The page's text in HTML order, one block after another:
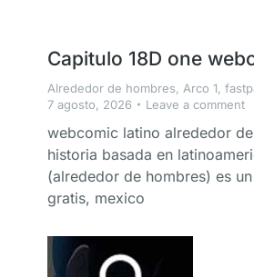
Capitulo 18D one
Alrededor de hombres, Arco 1,
7 agosto, 2026
Leave a comment
webcomic latino alrededor
historia basada en
(alrededor de hombres) es
gratis, mexico